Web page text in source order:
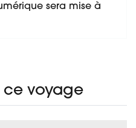
sera mise à
ce voyage